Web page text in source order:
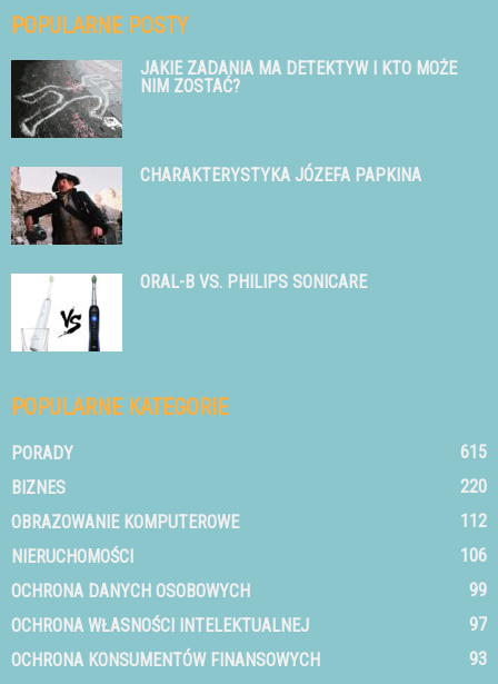
POPULARNE POSTY
JAKIE ZADANIA MA DETEKTYW I KTO MOŻE
NIM ZOSTAĆ?
CHARAKTERYSTYKA JÓZEFA PAPKINA
ORAL-B VS. PHILIPS SONICARE
POPULARNE KATEGORIE
PORADY
615
BIZNES
220
OBRAZOWANIE KOMPUTEROWE
112
NIERUCHOMOŚCI
106
OCHRONA DANYCH OSOBOWYCH
99
OCHRONA WŁASNOŚCI INTELEKTUALNEJ
97
OCHRONA KONSUMENTÓW FINANSOWYCH
93